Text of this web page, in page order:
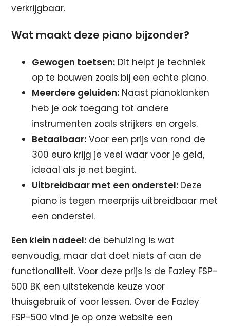
verkrijgbaar.
Wat maakt deze piano bijzonder?
Gewogen toetsen: Dit helpt je techniek
op te bouwen zoals bij een echte piano.
Meerdere geluiden: Naast pianoklanken
heb je ook toegang tot andere
instrumenten zoals strijkers en orgels.
Betaalbaar: Voor een prijs van rond de
300 euro krijg je veel waar voor je geld,
ideaal als je net begint.
Uitbreidbaar met een onderstel: Deze
piano is tegen meerprijs uitbreidbaar met
een onderstel.
Een klein nadeel: de behuizing is wat
eenvoudig, maar dat doet niets af aan de
functionaliteit. Voor deze prijs is de Fazley FSP-
500 BK een uitstekende keuze voor
thuisgebruik of voor lessen. Over de Fazley
FSP-500 vind je op onze website een